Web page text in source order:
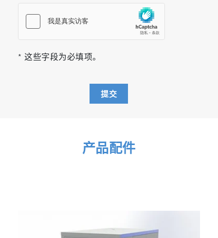
* 这些字段为必填项。
提交
产品配件